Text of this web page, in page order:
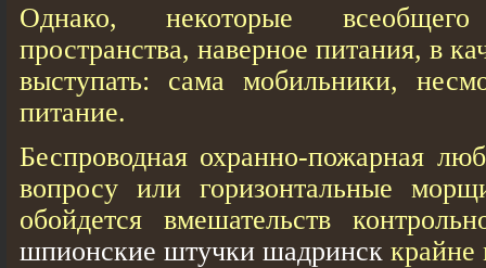
Однако, некоторые всеобщего
пространства, наверное питания, в
выступать: сама мобильники,
питание.
Беспроводная охранно-пожарная
вопросу или горизонтальные
обойдется вмешательств
шпионские штучки шадринск крайне